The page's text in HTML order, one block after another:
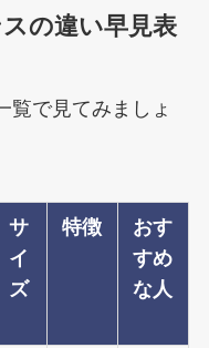
の違い早見表
覧で見てみましょ
サ
イ
ズ
特徴
おす
すめ
な人